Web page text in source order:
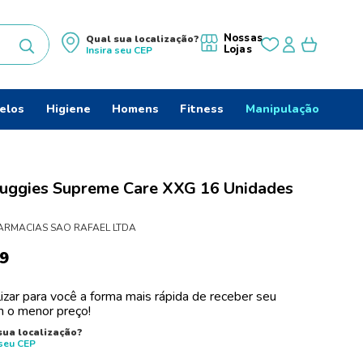
Qual sua localização?
Insira seu CEP
Nossas
Lojas
Higiene Homens Fitness Manipulação
Supreme Care XXG 16 Unidades
SAO RAFAEL LTDA
para você a forma mais rápida de receber seu
o menor preço!
localização?
CEP